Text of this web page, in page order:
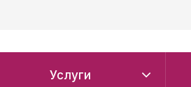
Услуги